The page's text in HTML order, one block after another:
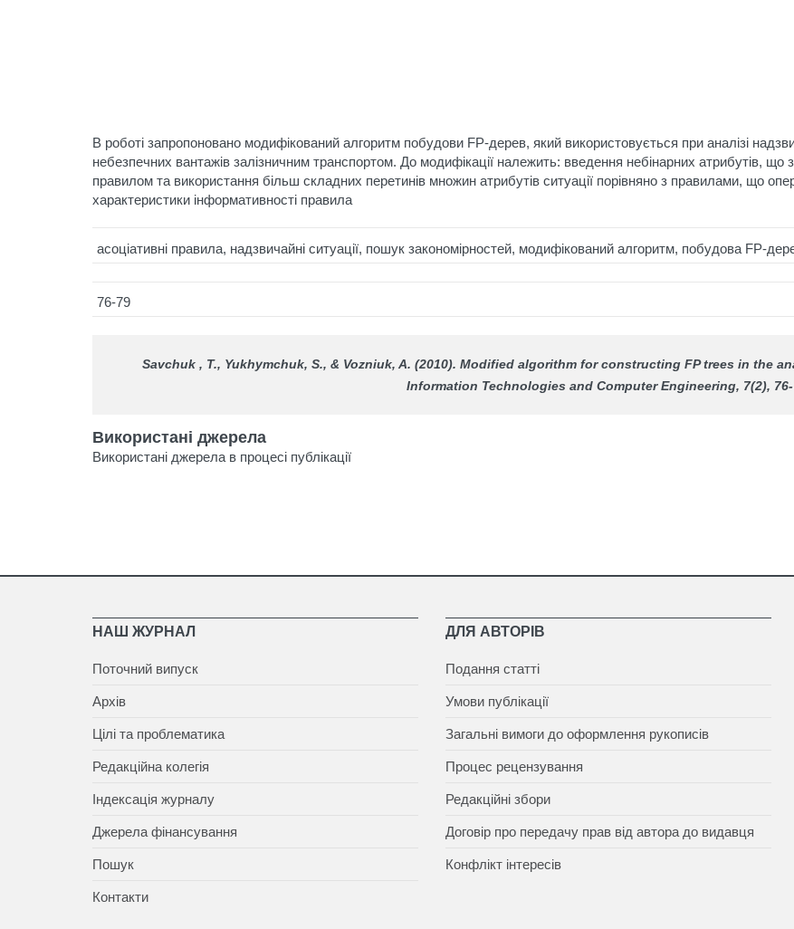
В роботі запропоновано модифікований алгоритм побудови FP-дерев, який використовується при аналізі
небезпечних вантажів залізничним транспортом. До модифікації належить: введення небінарних атрибутів,
правилом та використання більш складних перетинів множин атрибутів ситуації порівняно з правилами, що
характеристики інформативності правила
асоціативні правила, надзвичайні ситуації, пошук закономірностей, модифікований алгоритм, побудова FР-
76-79
Savchuk , T., Yukhymchuk, S., & Vozniuk, A. (2010). Modified algorithm for constructing FP trees in the
Information Technologies and Computer Engineering, 7(2),
Використані джерела
Використані джерела в процесі публікації
НАШ ЖУРНАЛ
Поточний випуск
Архів
Цілі та проблематика
Редакційна колегія
Індексація журналу
Джерела фінансування
Пошук
Контакти
ДЛЯ АВТОРІВ
Подання статті
Умови публікації
Загальні вимоги до оформлення рукописів
Процес рецензування
Редакційні збори
Договір про передачу прав від автора до видавця
Конфлікт інтересів